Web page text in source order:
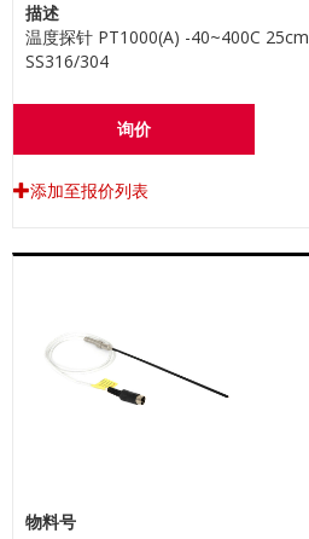
描述
温度探针 PT1000(A) -40~400C 25cm
SS316/304
询价
添加至报价列表
物料号